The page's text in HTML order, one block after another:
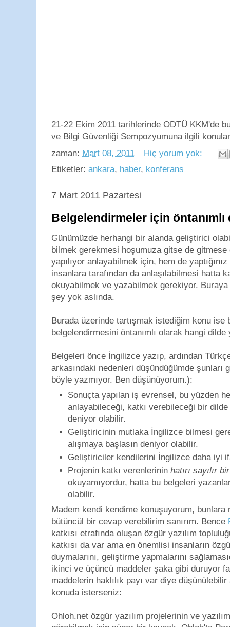
21-22 Ekim 2011 tarihlerinde ODTÜ KKM'de
ve Bilgi Güvenliği Sempozyumuna ilgili
zaman: Mart 08, 2011
Hiç yorum yok:
Etiketler: ankara, haber, konferans
7 Mart 2011 Pazartesi
Belgelendirmeler için öntanımlı
Günümüzde herhangi bir alanda geliştirici
bilmek gerekmesi hoşumuza gitse de
yapılıyor anlayabilmek için, hem de
insanlara tarafından da anlaşılabilmesi hatta
okuyabilmek ve yazabilmek gerekiyor.
şey yok aslında.
Burada üzerinde tartışmak istediğim konu
belgelendirmesini öntanımlı olarak hangi dilde
Belgeleri önce İngilizce yazıp, ardından
arkasındaki nedenleri düşündüğümde şunları
böyle yazmıyor. Ben düşünüyorum.):
Sonuçta yapılan iş evrensel, bu yüzden
anlayabileceği, katkı verebileceği bir dilde
deniyor olabilir.
Geliştiricinin mutlaka İngilizce bilmesi
alışmaya başlasın deniyor olabilir.
Geliştiriciler kendilerini İngilizce daha iyi
Projenin katkı verenlerininhatırı sayılır
okuyamıyordur, hatta bu belgeleri
olabilir.
Madem kendi kendime konuşuyorum, bunlara
bütüncül bir cevap verebilirim sanırım. Bence
katkısı etrafında oluşan özgür yazılım
katkısı da var ama en önemlisi insanların
duymalarını, geliştirme yapmalarını
ikinci ve üçüncü maddeler şaka gibi duruyor
maddelerin haklılık payı var diye
konuda isterseniz:
Ohloh.net özgür yazılım projelerinin ve